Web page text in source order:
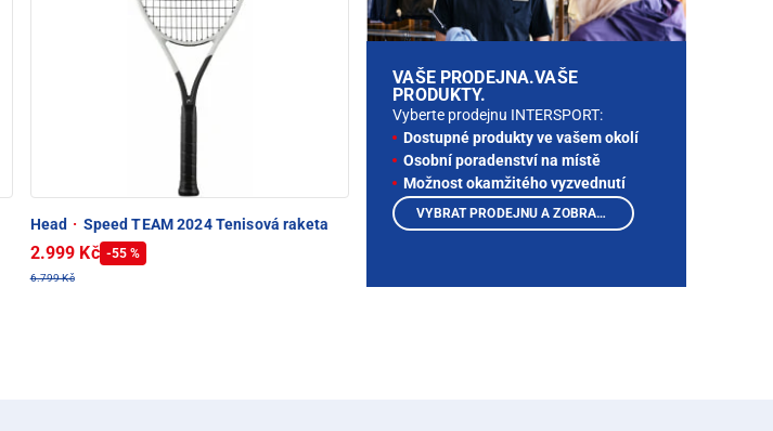
Head · Speed TEAM 2024 Tenisová raketa
2.999 Kč -55 %
6.799 Kč
VAŠE PRODEJNA.VAŠE
PRODUKTY.
Vyberte prodejnu INTERSPORT:
Dostupné produkty ve vašem okolí
Osobní poradenství na místě
Možnost okamžitého vyzvednutí
VYBRAT PRODEJNU A ZOBRAZIT PRODUKTY